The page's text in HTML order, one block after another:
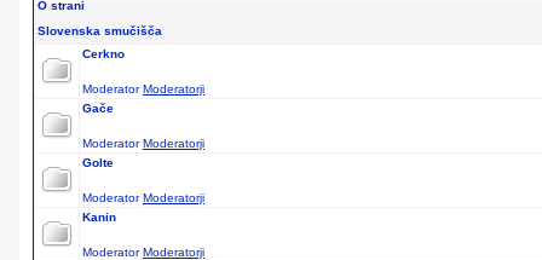
O strani
Slovenska smučišča
Cerkno
ModeratorModeratorji
Gače
ModeratorModeratorji
Golte
ModeratorModeratorji
Kanin
ModeratorModeratorji